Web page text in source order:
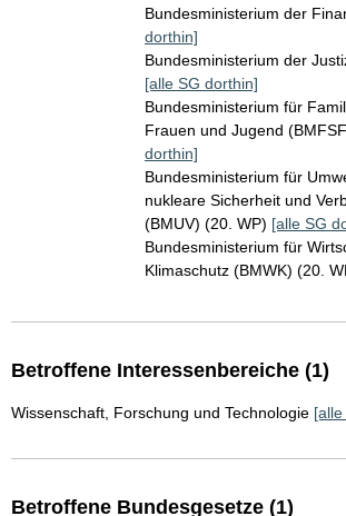
Bundesministerium der
dorthin]
Bundesministerium der
[alle SG dorthin]
Bundesministerium für
Frauen und Jugend
dorthin]
Bundesministerium für
nukleare Sicherheit und
(BMUV) (20. WP) [alle SG
Bundesministerium für
Klimaschutz (BMWK) (20.
Betroffene Interessenbereiche (1)
Wissenschaft, Forschung und Technologie
Betroffene Bundesgesetze (1)